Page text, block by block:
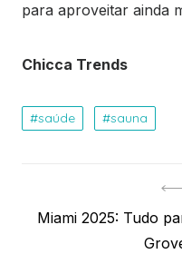
para aproveitar ainda
Chicca Trends
saúde sauna
de
Previous
Miami 2025: Tudo